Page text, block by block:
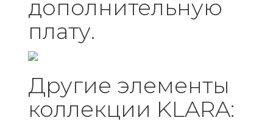
дополнительную
плату.
Другие элементы
коллекции KLARA: